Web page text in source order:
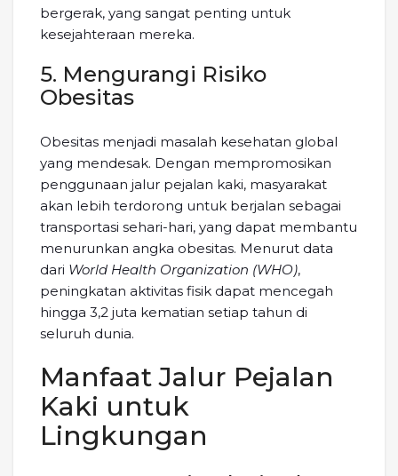
bergerak, yang sangat penting untuk
kesejahteraan mereka.
5. Mengurangi Risiko
Obesitas
Obesitas menjadi masalah kesehatan global
yang mendesak. Dengan mempromosikan
penggunaan jalur pejalan kaki, masyarakat
akan lebih terdorong untuk berjalan sebagai
transportasi sehari-hari, yang dapat membantu
menurunkan angka obesitas. Menurut data
dari World Health Organization (WHO),
peningkatan aktivitas fisik dapat mencegah
hingga 3,2 juta kematian setiap tahun di
seluruh dunia.
Manfaat Jalur Pejalan
Kaki untuk
Lingkungan